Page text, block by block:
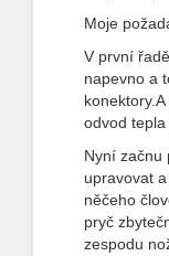
Moje
V první
napevno a
odvod
Nyní začnu
upravovat
něčeho
pryč
zespodu